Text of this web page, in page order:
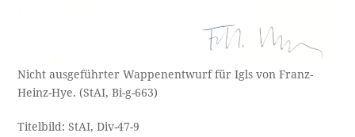
Nicht ausgeführter Wappenentwurf für Igls von Franz-
Heinz-Hye. (StAI, Bi-g-663)
Titelbild: StAI, Div-47-9